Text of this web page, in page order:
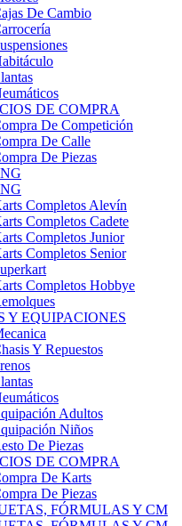
De Cambio
DE COMPRA
De Competición
De Calle
De Piezas
Completos Alevín
Completos Cadete
Completos Junior
Completos Senior
Completos Hobbye
Y EQUIPACIONES
Y Repuestos
Adultos
Niños
De Piezas
DE COMPRA
De Karts
De Piezas
FÓRMULAS Y CM